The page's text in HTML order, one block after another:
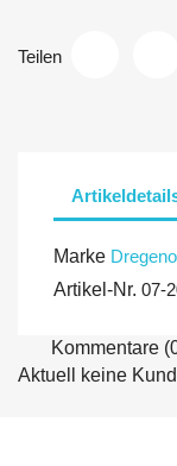
Teilen
Marke Dregeno
Artikel-Nr. 07-
Kommentare
Aktuell keine